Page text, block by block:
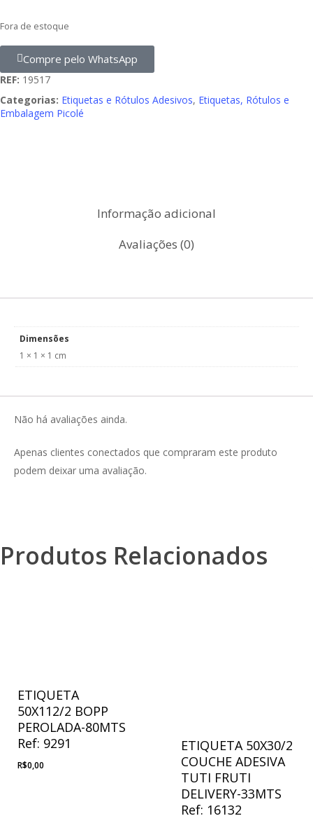
Fora de estoque
Compre pelo WhatsApp
REF: 19517
Categorias: Etiquetas e Rótulos Adesivos, Etiquetas, Rótulos e
Embalagem Picolé
Informação adicional
Avaliações (0)
Dimensões
1 × 1 × 1 cm
Não há avaliações ainda.
Apenas clientes conectados que compraram este produto
podem deixar uma avaliação.
Produtos Relacionados
ETIQUETA
50X112/2 BOPP
PEROLADA-80MTS
Ref: 9291
R$0,00
ETIQUETA 50X30/2
COUCHE ADESIVA
TUTI FRUTI
DELIVERY-33MTS
Ref: 16132